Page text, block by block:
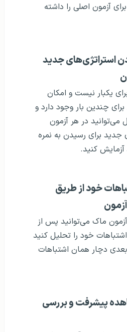
آزمون اصلی را داشته
استراتژی‌های جدید
یکبار نیست و امکان
چندین بار وجود دارد و
می‌توانید در هر آزمون
جدید برای رسیدن به نمره
کنید.
خود از طریق
ماک می‌توانید پس از
اشتباهات خود را تحلیل کنید
دچار همان اشتباهات
پیشرفت و بررسی